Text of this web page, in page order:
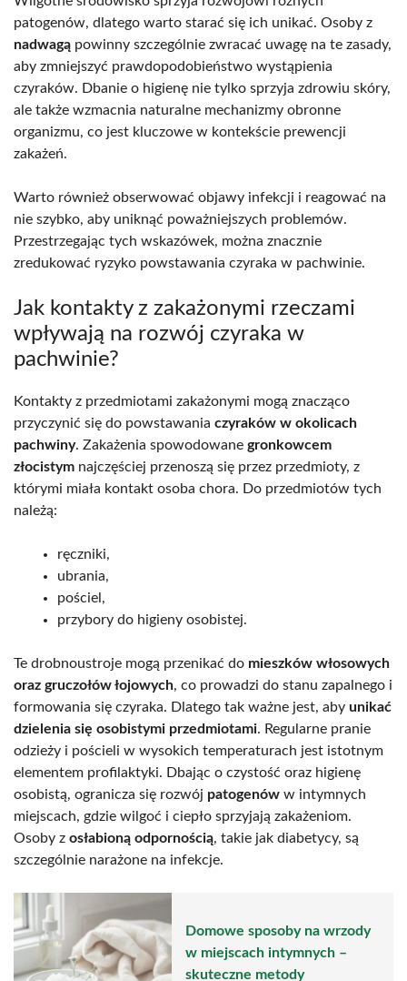
patogenów, dlatego warto starać się ich unikać. Osoby z
nadwagą powinny szczególnie zwracać uwagę na te zasady,
aby zmniejszyć prawdopodobieństwo wystąpienia
czyraków. Dbanie o higienę nie tylko sprzyja zdrowiu skóry,
ale także wzmacnia naturalne mechanizmy obronne
organizmu, co jest kluczowe w kontekście prewencji
zakażeń.
Warto również obserwować objawy infekcji i reagować na
nie szybko, aby uniknąć poważniejszych problemów.
Przestrzegając tych wskazówek, można znacznie
zredukować ryzyko powstawania czyraka w pachwinie.
Jak kontakty z zakażonymi rzeczami
wpływają na rozwój czyraka w
pachwinie?
Kontakty z przedmiotami zakażonymi mogą znacząco
przyczynić się do powstawania czyraków w okolicach
pachwiny. Zakażenia spowodowane gronkowcem
złocistym najczęściej przenoszą się przez przedmioty, z
którymi miała kontakt osoba chora. Do przedmiotów tych
należą:
ręczniki,
ubrania,
pościel,
przybory do higieny osobistej.
Te drobnoustroje mogą przenikać do mieszków włosowych
oraz gruczołów łojowych, co prowadzi do stanu zapalnego i
formowania się czyraka. Dlatego tak ważne jest, aby unikać
dzielenia się osobistymi przedmiotami. Regularne pranie
odzieży i pościeli w wysokich temperaturach jest istotnym
elementem profilaktyki. Dbając o czystość oraz higienę
osobistą, ogranicza się rozwój patogenów w intymnych
miejscach, gdzie wilgoć i ciepło sprzyjają zakażeniom.
Osoby z osłabioną odpornością, takie jak diabetycy, są
szczególnie narażone na infekcje.
Domowe sposoby na wrzody
w miejscach intymnych –
skuteczne metody